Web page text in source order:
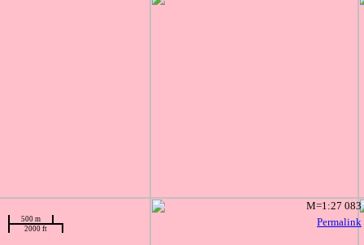
Permalink
500 m
2000 ft
M=1:27 083